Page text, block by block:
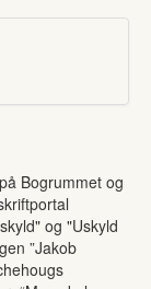
Bogrummet og
og "Uskyld
”Jakob